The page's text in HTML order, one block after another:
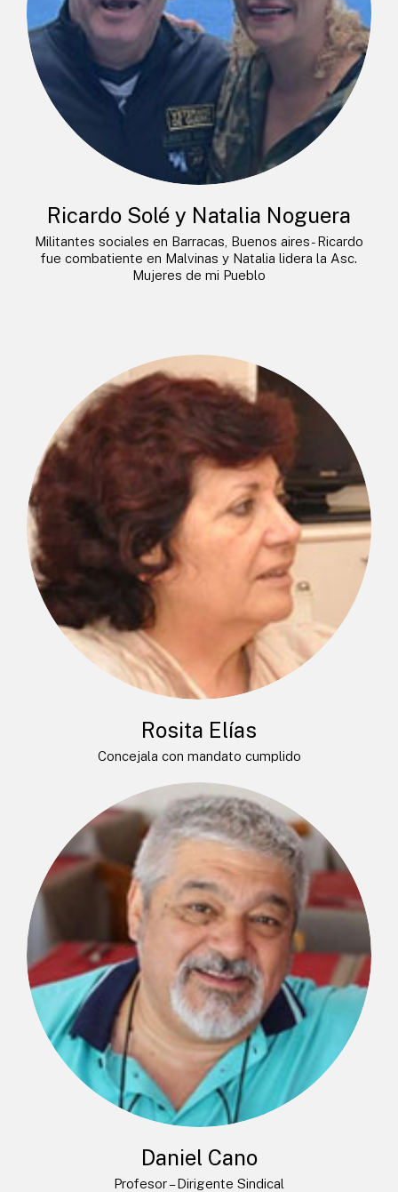
Ricardo Solé y Natalia Noguera
Militantes sociales en Barracas, Buenos aires- Ricardo
fue combatiente en Malvinas y Natalia lidera la Asc.
Mujeres de mi Pueblo
Rosita Elías
Concejala con mandato cumplido
Daniel Cano
Profesor – Dirigente Sindical